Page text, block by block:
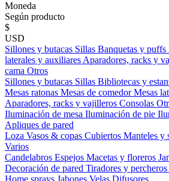
Moneda
Según producto
$
USD
Sillones y butacas Sillas Banquetas y puffs
laterales y auxiliares Aparadores, racks y
cama Otros
Sillones y butacas Sillas Bibliotecas y
Mesas ratonas Mesas de comedorMesas
Aparadores, racks y vajilleros Consolas
Iluminación de mesa Iluminación de pie
Apliques de pared
Loza Vasos & copas Cubiertos Manteles y
Varios
Candelabros Espejos Macetas y floreros
Decoración de pared Tiradores y percheros
Home sprays Jabones Velas Difusores